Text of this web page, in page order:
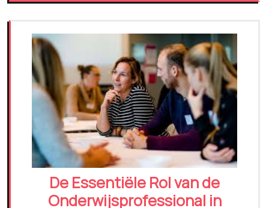
De Essentiële Rol van de
Onderwijsprofessional in